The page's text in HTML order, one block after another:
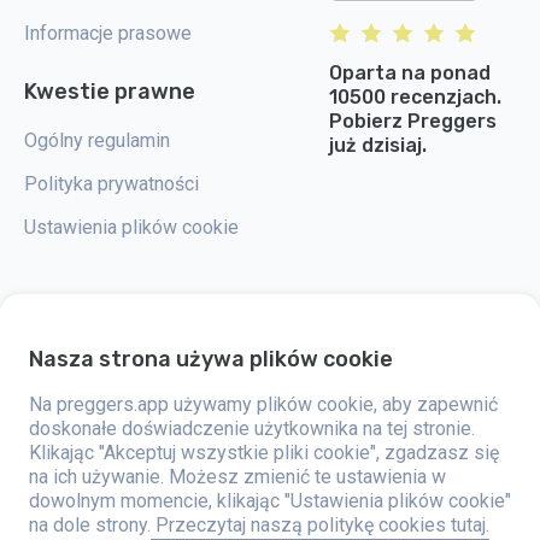
Informacje prasowe
Kwestie prawne
Ogólny regulamin
Polityka prywatności
Ustawienia plików cookie
Oparta na ponad
10500 recenzjach.
Pobierz Preggers
już dzisiaj.
Preggers to aplikacja stworzona przez szwedzką firmę Stroller AB w 2017
upieczonym rodzicom na całym świecie. Dzięki wszechstronnemu
zespołowi i współpracy z ekspertami, firma opracowała przyjazne dla
użytkownika aplikacje, które zostały już wykorzystane przez ponad dwa
miliony osób. Preggers oferuje unikalne doświadczenie 3D, które
zapewnia aktualizacje, porady i narzędzia dostosowane do każdego
etapu ciąży. Aplikacja wspiera także nowych rodziców, oferując
praktyczne porady dotyczące opieki nad noworodkami. Preggers ceni
różnorodność i integrację, wspierając różne rodzaje rodzin. Aplikacja
Nasza strona używa plików cookie
Na preggers.app używamy plików cookie, aby zapewnić
doskonałe doświadczenie użytkownika na tej stronie.
Klikając "Akceptuj wszystkie pliki cookie", zgadzasz się
na ich używanie. Możesz zmienić te ustawienia w
dowolnym momencie, klikając "Ustawienia plików cookie"
na dole strony. Przeczytaj naszą politykę cookies tutaj.